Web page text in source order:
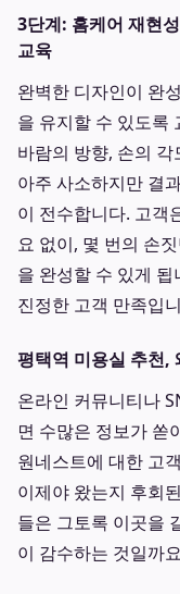
3단계: 홈케어 재현
교육
완벽한 디자인이 완
을 유지할 수 있도록
바람의 방향, 손의
아주 사소하지만 결
이 전수합니다. 고객
요 없이, 몇 번의 손
을 완성할 수 있게 됩
진정한 고객 만족입
평택역 미용실 추천,
온라인 커뮤니티나
면 수많은 정보가 쏟
원네스트에 대한 고
이제야 왔는지 후회
들은 그토록 이곳을
이 감수하는 것일까